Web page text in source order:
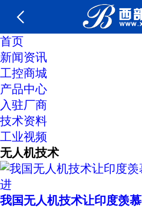
首页
新闻资讯
工控商城
产品中心
入驻厂商
技术资料
工业视频
无人机技术
我国无人机技术让印度羡